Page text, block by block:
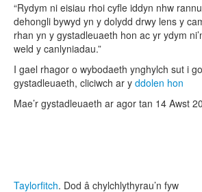
“Rydym ni eisiau rhoi cyfle iddyn nhw
dehongli bywyd yn y dolydd drwy lens y
rhan yn y gystadleuaeth hon ac yr ydym
weld y canlyniadau.”
I gael rhagor o wybodaeth ynghylch sut i
gystadleuaeth, cliciwch ar y ddolen hon
Mae’r gystadleuaeth ar agor tan 14 Awst
Taylorfitch. Dod â chylchlythyrau’n fyw